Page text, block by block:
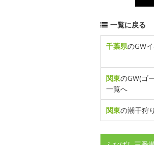
一覧に戻る
千葉県のGW
関東のGW(ゴ
一覧へ
関東の潮干狩